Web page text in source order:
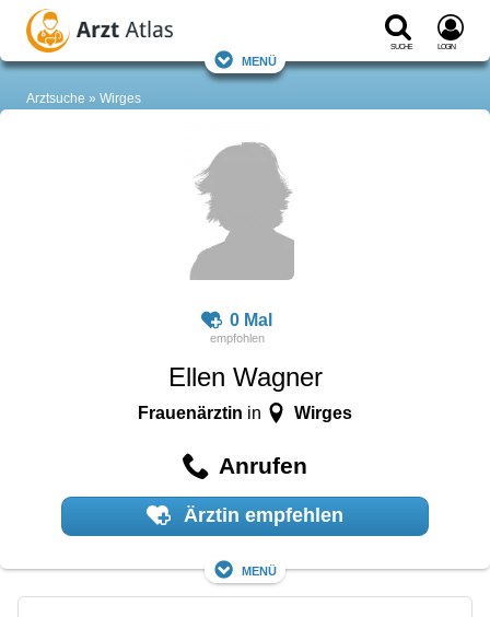
Suche Login
Menü
Arztsuche Wirges
0 Mal
Ellen Wagner
Frauenärztin in Wirges
Anrufen
Ärztin empfehlen
Menü